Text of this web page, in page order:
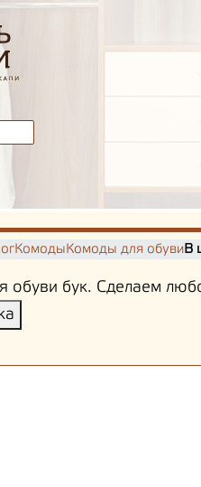
КомодыКомоды для обувиВ
обуви бук. Сделаем